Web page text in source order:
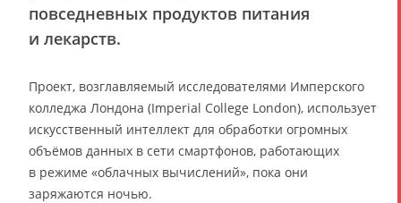
повседневных продуктов питания
и лекарств.
Проект, возглавляемый исследователями Имперского
колледжа Лондона (Imperial College London), использует
искусственный интеллект для обработки огромных
объёмов данных в сети смартфонов, работающих
в режиме «облачных вычислений», пока они
заряжаются ночью.